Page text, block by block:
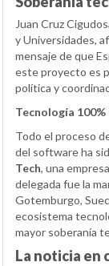
Juan Cruz
y Universidades,
mensaje de que
este proyecto es
política y
Tecnología 100%
Todo el proceso
del software ha
Tech, una
delegada fue la
Gotemburgo,
ecosistema
mayor soberanía
La noticia en